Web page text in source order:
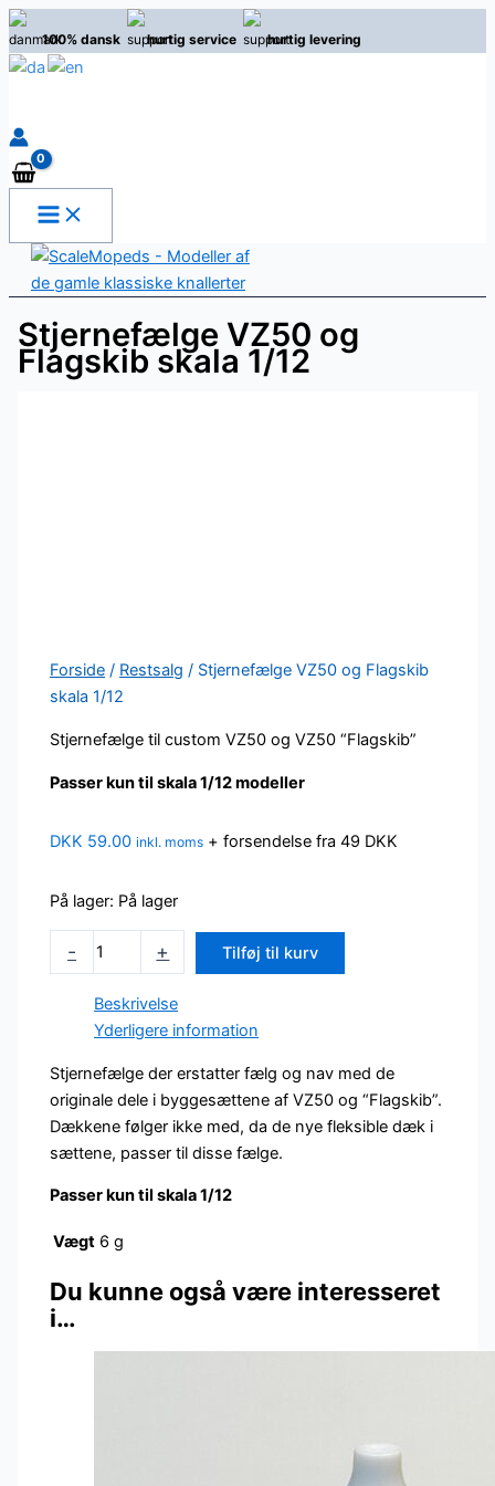
Gå
til
indholdet
100% dansk hurtig service hurtig levering
Stjernefælge VZ50 og
Flagskib skala 1/12
Forside / Restsalg / Stjernefælge VZ50 og Flagskib
skala 1/12
Stjernefælge til custom VZ50 og VZ50 “Flagskib”
Passer kun til skala 1/12 modeller
DKK 59.00 inkl. moms + forsendelse fra 49 DKK
På lager: På lager
-
Stjernefælge
VZ50
Flagskib
1/12
antal
+ Tilføj til kurv
Beskrivelse
Yderligere information
Stjernefælge der erstatter fælg og nav med de
originale dele i byggesættene af VZ50 og “Flagskib”.
Dækkene følger ikke med, da de nye fleksible dæk i
sættene, passer til disse fælge.
Passer kun til skala 1/12
Vægt 6 g
Du kunne også være interesseret
i…